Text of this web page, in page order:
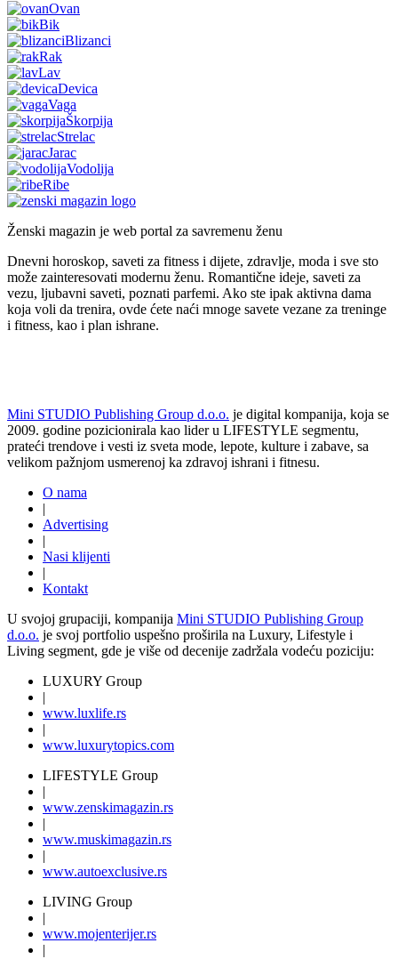
Ovan
Bik
Blizanci
Rak
Lav
Devica
Vaga
Škorpija
Strelac
Jarac
Vodolija
Ribe
Ženski magazin je web portal za savremenu ženu
Dnevni horoskop, saveti za fitness i dijete, zdravlje, moda i sve sto
može zainteresovati modernu ženu. Romantične ideje, saveti za
vezu, ljubavni saveti, poznati parfemi. Ako ste ipak aktivna dama
koja voli da trenira, ovde ćete naći mnoge savete vezane za treninge
i fitness, kao i plan ishrane.
Mini STUDIO Publishing Group d.o.o. je digital kompanija, koja se
2009. godine pozicionirala kao lider u LIFESTYLE segmentu,
prateći trendove i vesti iz sveta mode, lepote, kulture i zabave, sa
velikom pažnjom usmerenoj ka zdravoj ishrani i fitnesu.
O nama
|
Advertising
|
Nasi klijenti
|
Kontakt
U svojoj grupaciji, kompanija Mini STUDIO Publishing Group
d.o.o. je svoj portfolio uspešno proširila na Luxury, Lifestyle i
Living segment, gde je više od decenije zadržala vodeću poziciju:
LUXURY Group
|
www.luxlife.rs
|
www.luxurytopics.com
LIFESTYLE Group
|
www.zenskimagazin.rs
|
www.muskimagazin.rs
|
www.autoexclusive.rs
LIVING Group
|
www.mojenterijer.rs
|